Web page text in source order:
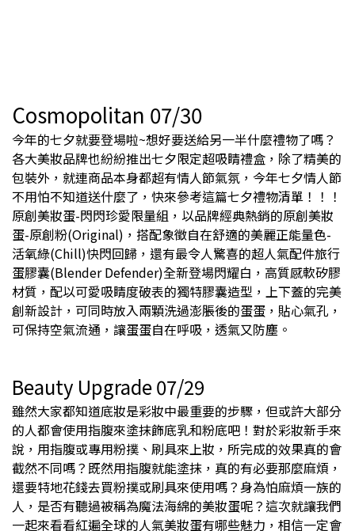
Cosmopolitan 07/30
今年的七夕就要登場啦~想好要送給另一半什麼禮物了嗎？
各大美妝品牌也紛紛推出七夕限定超吸睛禮盒，除了精美的
包裝外，就連商品本身都超有情人節氣氛，今年七夕情人節
不用怕不知道送什麼了，快來參考這篇七夕禮物清單！！！
原創美妝蛋-閃閃珍愛限量組，以品牌經典熱銷的原創美妝
蛋-原創粉(Original)，搭配象徵自在舒適的美麗正能量色-
活氧綠(Chill)快閃回歸，還有最令人驚喜的超人氣配件旅行
蛋膠囊(Blender Defender)全新登場閃耀白，高質感軟矽膠
材質，配以可愛吸睛度破表的獨特膠囊造型，上下蓋的完美
創新設計，可同時放入兩顆洗過澎脹後的蛋蛋，貼心氣孔，
可保持空氣流通，讓蛋蛋自在呼吸，透氣又防塵。
Beauty Upgrade 07/29
雖然大家都知道底妝是彩妝中最重要的步驟，但或許大部分
的人都會使用指腹來塗抹飾底乳和粉底吧！對於彩妝新手來
說，用指腹或專用粉撲、刷具來上妝，所完成的效果真的會
截然不同嗎？既然用指腹就能塗抹，真的有必要那麼麻煩，
還要特地花錢去買粉撲或刷具來使用嗎？身為怕麻煩一族的
人，是否有聽過被稱為魔法海綿的美妝蛋呢？這次就讓我們
一起來看看紅遍全球的人氣美妝蛋有哪些魅力，相信一定會